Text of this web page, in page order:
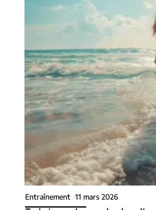
Entraînement 11 mars 2026